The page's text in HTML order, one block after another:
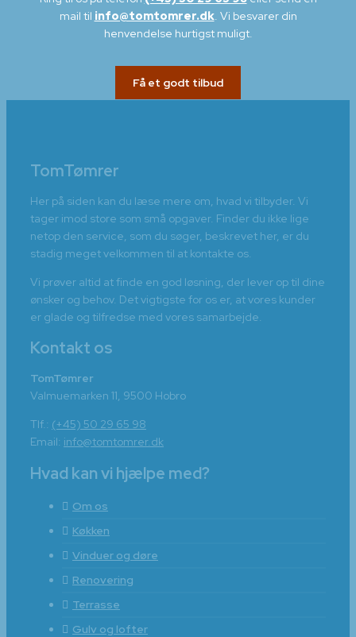
mail til info@tomtomrer.dk. Vi besvarer din
henvendelse hurtigst muligt.
Få et godt tilbud
TomTømrer
Her på siden kan du læse mere om, hvad vi tilbyder. Vi
tager imod store som små opgaver. Finder du ikke lige
netop den service, som du søger, beskrevet her, er du
stadig meget velkommen til at kontakte os.
Vi prøver altid at finde en god løsning, der lever op til dine
ønsker og behov. Det vigtigste for os er, at vores kunder
er glade og tilfredse med vores samarbejde.
Kontakt os
TomTømrer
Valmuemarken 11, 9500 Hobro
Tlf.: (+45) 50 29 65 98
Email: info@tomtomrer.dk
Hvad kan vi hjælpe med?
Om os
Køkken
Vinduer og døre
Renovering
Terrasse
Gulv og lofter